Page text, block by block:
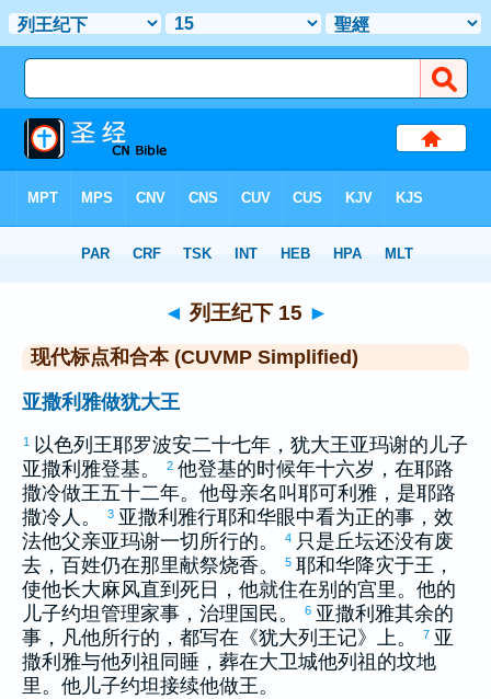
> 列王纪下 15
◄ 列王纪下 15 ►
现代标点和合本 (CUVMP Simplified)
亚撒利雅做犹大王
1 以色列 王耶罗波安二十七年， 犹大王亚玛谢的儿子
亚撒利雅登基。 2 他登基的时候年十六岁，在耶路
撒冷做王五十二年。他母亲名叫 耶可利雅 ，是耶路
撒冷 人。 3 亚撒利雅行耶和华眼中看为正的事，效
法他父亲亚玛谢一切所行的。 4 只是丘坛还没有废
去，百姓仍在那里献祭烧香。
5 耶和华降灾于王，
使他长大麻风直到死日，他就住在别的宫里。他的
儿子约坦管理家事，治理国民。 6 亚撒利雅其余的
事，凡他所行的，都写在《犹大列王记》上。 7 亚
撒利雅与他列祖同睡，葬在大卫城他列祖的坟地
里。他儿子约坦接续他做王。